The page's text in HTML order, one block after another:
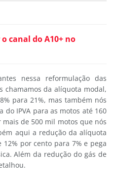
canal do A10+ no
nessa reformulação das
chamamos da alíquota modal,
para 21%, mas também nós
do IPVA para as motos até 160
de 500 mil motos que nós
aqui a redução da alíquota
por cento para 7% e pega
Além da redução do gás de